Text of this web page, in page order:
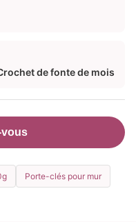
de fonte de mois
vous
Porte-clés pour mur